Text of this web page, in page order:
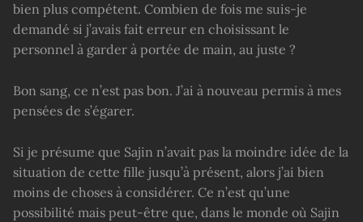
bien plus compétent. Combien de fois me suis-je
demandé si j’avais fait erreur en choisissant le
personnel à garder à portée de main, au juste ?
Bon sang, ce n’est pas bon. J’ai à nouveau permis à mes
pensées de s’égarer.
Si je présume que Sajin n’avait pas la moindre idée de la
situation de cette fille jusqu’à présent, alors j’ai bien
moins de choses à considérer. Ce n’est qu’une
possibilité mais peut-être que, dans le monde où Sajin